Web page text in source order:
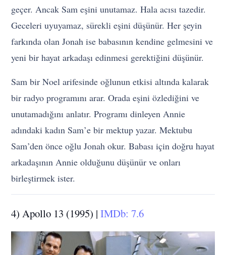
geçer. Ancak Sam eşini unutamaz. Hala acısı tazedir.
Geceleri uyuyamaz, sürekli eşini düşünür. Her şeyin
farkında olan Jonah ise babasının kendine gelmesini ve
yeni bir hayat arkadaşı edinmesi gerektiğini düşünür.
Sam bir Noel arifesinde oğlunun etkisi altında kalarak
bir radyo programını arar. Orada eşini özlediğini ve
unutamadığını anlatır. Programı dinleyen Annie
adındaki kadın Sam’e bir mektup yazar. Mektubu
Sam’den önce oğlu Jonah okur. Babası için doğru hayat
arkadaşının Annie olduğunu düşünür ve onları
birleştirmek ister.
4) Apollo 13 (1995) |IMDb: 7.6